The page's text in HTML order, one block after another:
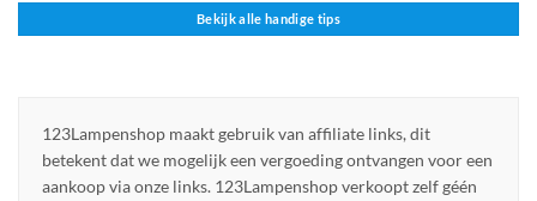
Bekijk alle handige tips
123Lampenshop maakt gebruik van affiliate links, dit
betekent dat we mogelijk een vergoeding ontvangen voor een
aankoop via onze links. 123Lampenshop verkoopt zelf géén